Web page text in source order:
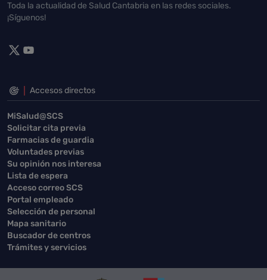
Toda la actualidad de Salud Cantabria en las redes sociales.
¡Síguenos!
Accesos directos
MiSalud@SCS
Solicitar cita previa
Farmacias de guardia
Voluntades previas
Su opinión nos interesa
Lista de espera
Acceso correo SCS
Portal empleado
Selección de personal
Mapa sanitario
Buscador de centros
Trámites y servicios